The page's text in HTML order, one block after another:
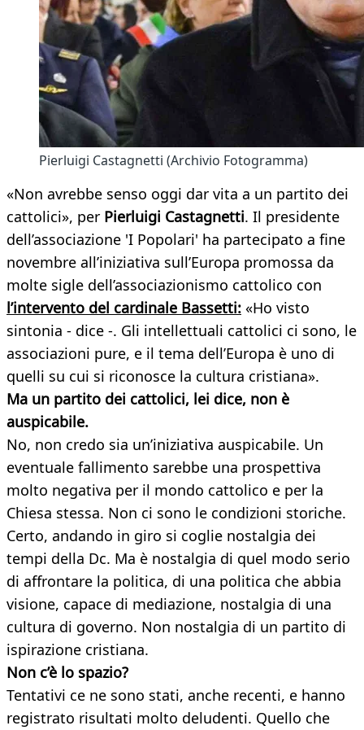
Pierluigi Castagnetti (Archivio Fotogramma)
«Non avrebbe senso oggi dar vita a un partito dei
cattolici», per Pierluigi Castagnetti. Il presidente
dell’associazione 'I Popolari' ha partecipato a fine
novembre all’iniziativa sull’Europa promossa da
molte sigle dell’associazionismo cattolico con
l’intervento del cardinale Bassetti: «Ho visto
sintonia - dice -. Gli intellettuali cattolici ci sono, le
associazioni pure, e il tema dell’Europa è uno di
quelli su cui si riconosce la cultura cristiana».
Ma un partito dei cattolici, lei dice, non è
auspicabile.
No, non credo sia un’iniziativa auspicabile. Un
eventuale fallimento sarebbe una prospettiva
molto negativa per il mondo cattolico e per la
Chiesa stessa. Non ci sono le condizioni storiche.
Certo, andando in giro si coglie nostalgia dei
tempi della Dc. Ma è nostalgia di quel modo serio
di affrontare la politica, di una politica che abbia
visione, capace di mediazione, nostalgia di una
cultura di governo. Non nostalgia di un partito di
ispirazione cristiana.
Non c’è lo spazio?
Tentativi ce ne sono stati, anche recenti, e hanno
registrato risultati molto deludenti. Quello che